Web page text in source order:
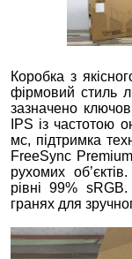
Коробка з
фірмовий стиль
зазначено
IPS із частотою
мс, підтримка
FreeSync
рухомих
рівні 99%
гранях для